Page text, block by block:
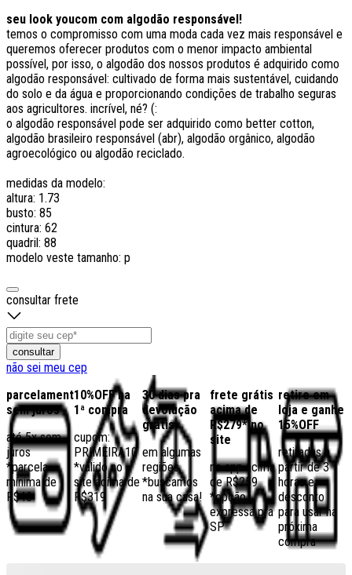
seu look youcom com algodão responsável!
temos o compromisso com uma moda cada vez mais responsável e
queremos oferecer produtos com o menor impacto ambiental
possível, por isso, o algodão dos nossos produtos é adquirido como
algodão responsável: cultivado de forma mais sustentável, cuidando
do solo e da água e proporcionando condições de trabalho seguras
aos agricultores. incrível, né? (:
o algodão responsável pode ser adquirido como better cotton,
algodão brasileiro responsável (abr), algodão orgânico, algodão
agroecológico ou algodão reciclado.
medidas da modelo:
altura: 1.73
busto: 85
cintura: 62
quadril: 88
modelo veste tamanho: p
consultar frete
consultar
não sei meu cep
parcelamento
sem juros
até 5x sem
juros
*parcela
mínima de
R$40
10%OFF na
1ª compra
cupom:
PRIMEIRA10
*válido no
site acima de
R$319
30 dias pra
devolução
grátis
em algumas
regiões,
*buscamos
na sua casa!
frete grátis
acima de
R$279* no
site
no app acima
de R$259
*opção
expressa pra
SP
retire em
loja e ganhe
15%OFF
retiradas a
partir de 3
horas e
desconto
para usar na
próxima
compra